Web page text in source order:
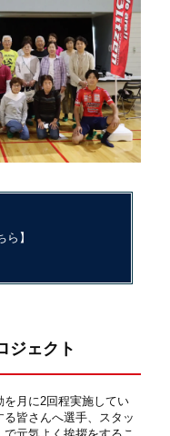
ら】
ジェクト
月に2回程実施してい
皆さんへ選手、スタッ